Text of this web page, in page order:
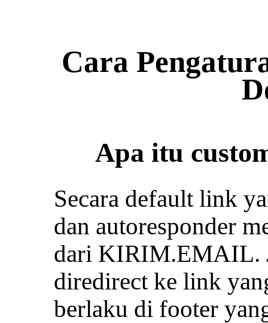
Cara
Apa itu
Secara default link
dan autoresponder
dari KIRIM.EMAIL.
diredirect ke link
berlaku di footer